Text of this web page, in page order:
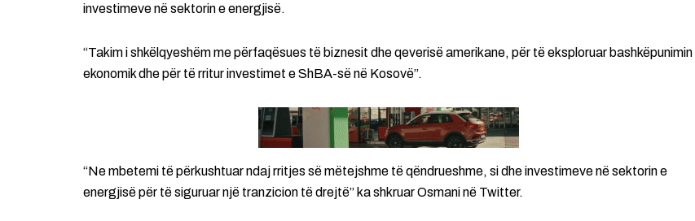
investimeve në sektorin e energjisë.
“Takim i shkëlqyeshëm me përfaqësues të biznesit dhe qeverisë amerikane, për të eksploruar bashkëpunimin
ekonomik dhe për të rritur investimet e ShBA-së në Kosovë”.
“Ne mbetemi të përkushtuar ndaj rritjes së mëtejshme të qëndrueshme, si dhe investimeve në sektorin e
energjisë për të siguruar një tranzicion të drejtë” ka shkruar Osmani në Twitter.